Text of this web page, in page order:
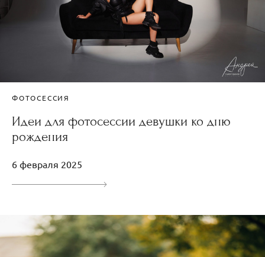
ФОТОСЕССИЯ
Идеи для фотосессии девушки ко дню
рождения
6 февраля 2025